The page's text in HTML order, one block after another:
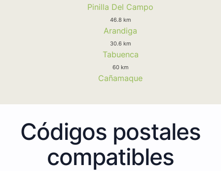
Pinilla Del Campo
46.8 km
Arandiga
30.6 km
Tabuenca
60 km
Cañamaque
Códigos postales
compatibles